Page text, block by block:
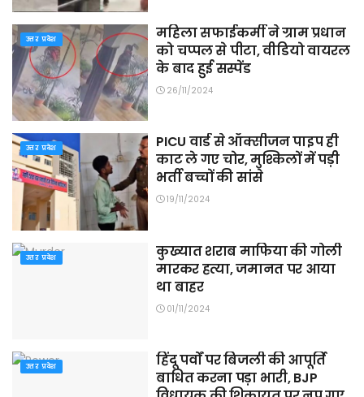
उत्तर प्रदेश
महिला सफाईकर्मी ने ग्राम प्रधान
को चप्पल से पीटा, वीडियो वायरल
के बाद हुई सस्पेंड
26/11/2024
उत्तर प्रदेश
PICU वार्ड से ऑक्सीजन पाइप ही
काट ले गए चोर, मुश्किलों में पड़ी
भर्ती बच्चों की सांसे
19/11/2024
उत्तर प्रदेश
कुख्यात शराब माफिया की गोली
मारकर हत्या, जमानत पर आया
था बाहर
01/11/2024
उत्तर प्रदेश
हिंदू पर्वों पर बिजली की आपूर्ति
बाधित करना पड़ा भारी, BJP